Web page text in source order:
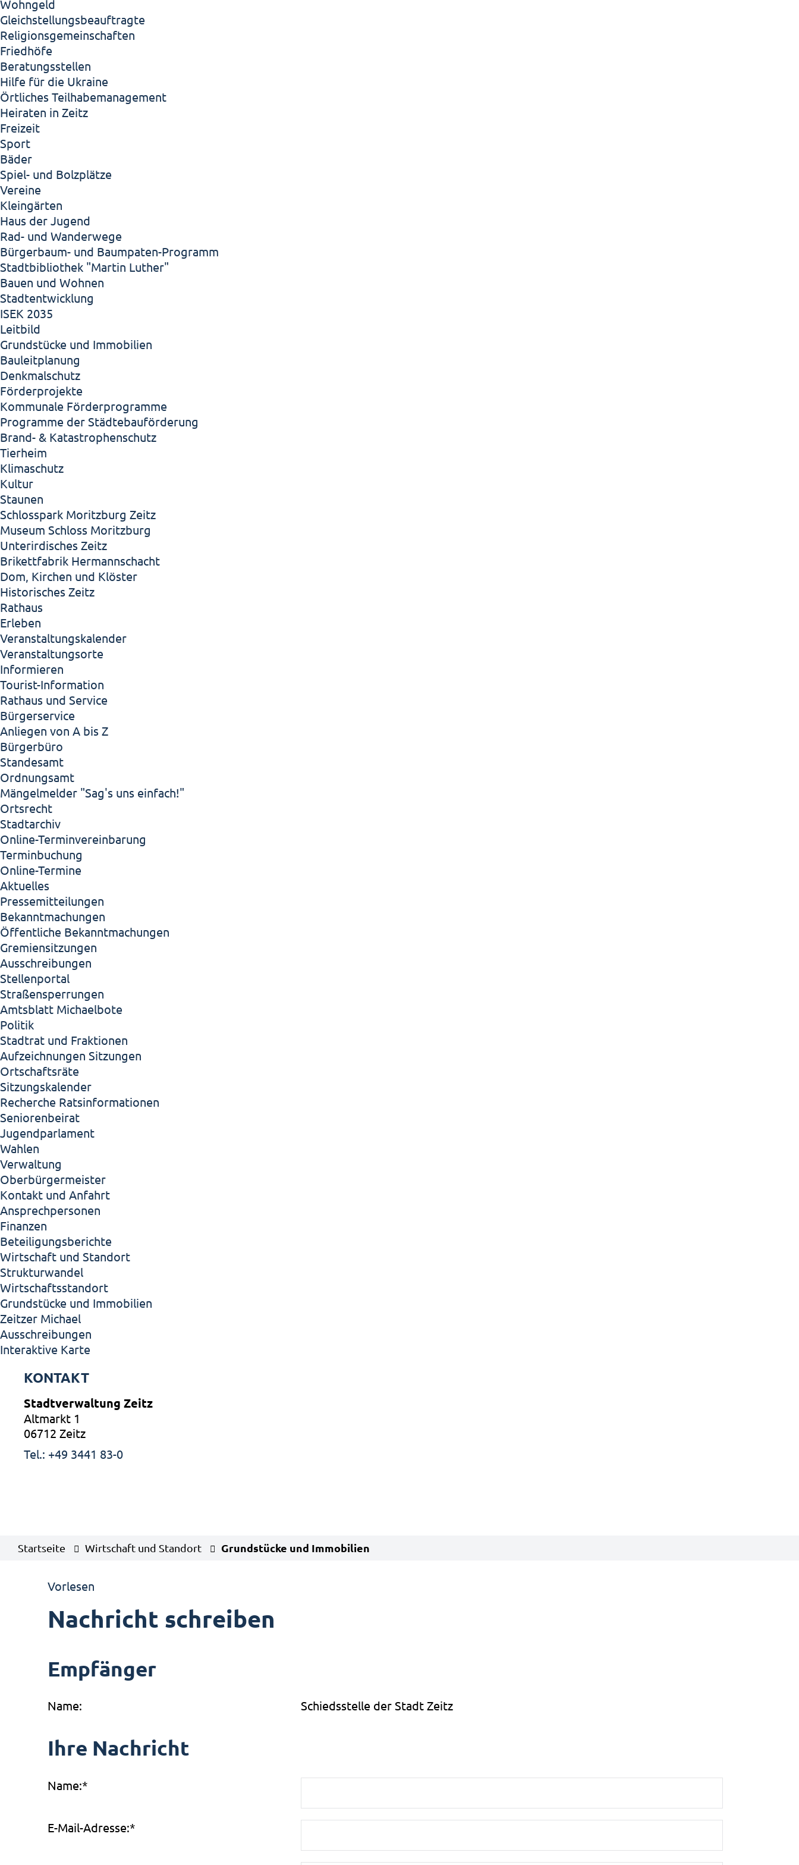
Wohngeld
Gleichstellungsbeauftragte
Religionsgemeinschaften
Friedhöfe
Beratungsstellen
Hilfe für die Ukraine
Örtliches Teilhabemanagement
Heiraten in Zeitz
Freizeit
Sport
Bäder
Spiel- und Bolzplätze
Vereine
Kleingärten
Haus der Jugend
Rad- und Wanderwege
Bürgerbaum- und Baumpaten-Programm
Stadtbibliothek "Martin Luther"
Bauen und Wohnen
Stadtentwicklung
ISEK 2035
Leitbild
Grundstücke und Immobilien
Bauleitplanung
Denkmalschutz
Förderprojekte
Kommunale Förderprogramme
Programme der Städtebauförderung
Brand- & Katastrophenschutz
Tierheim
Klimaschutz
Kultur
Staunen
Schlosspark Moritzburg Zeitz
Museum Schloss Moritzburg
Unterirdisches Zeitz
Brikettfabrik Hermannschacht
Dom, Kirchen und Klöster
Historisches Zeitz
Rathaus
Erleben
Veranstaltungskalender
Veranstaltungsorte
Informieren
Tourist-Information
Rathaus und Service
Bürgerservice
Anliegen von A bis Z
Bürgerbüro
Standesamt
Ordnungsamt
Mängelmelder "Sag's uns einfach!"
Ortsrecht
Stadtarchiv
Online-Terminvereinbarung
Terminbuchung
Online-Termine
Aktuelles
Pressemitteilungen
Bekanntmachungen
Öffentliche Bekanntmachungen
Gremiensitzungen
Ausschreibungen
Stellenportal
Straßensperrungen
Amtsblatt Michaelbote
Politik
Stadtrat und Fraktionen
Aufzeichnungen Sitzungen
Ortschaftsräte
Sitzungskalender
Recherche Ratsinformationen
Seniorenbeirat
Jugendparlament
Wahlen
Verwaltung
Oberbürgermeister
Kontakt und Anfahrt
Ansprechpersonen
Finanzen
Beteiligungsberichte
Wirtschaft und Standort
Strukturwandel
Wirtschaftsstandort
Grundstücke und Immobilien
Zeitzer Michael
Ausschreibungen
Interaktive Karte
KONTAKT
Stadtverwaltung Zeitz
Altmarkt 1
06712 Zeitz
Tel.: +49 3441 83-0
Startseite Wirtschaft und Standort Grundstücke und Immobilien
Vorlesen
Nachricht schreiben
Empfänger
Name: Schiedsstelle der Stadt Zeitz
Ihre Nachricht
Name:*
E-Mail-Adresse:*